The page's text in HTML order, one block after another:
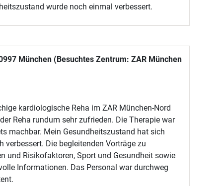
wurde noch einmal verbessert.
München (Besuchtes Zentrum: ZAR München
kardiologische Reha im ZAR München-Nord
Reha rundum sehr zufrieden. Die Therapie war
machbar. Mein Gesundheitszustand hat sich
Die begleitenden Vorträge zu
und Risikofaktoren, Sport und Gesundheit sowie
Informationen. Das Personal war durchweg